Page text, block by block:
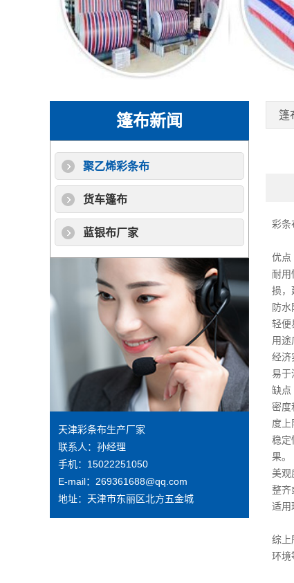
篷布新闻
聚乙烯彩条布
货车篷布
蓝银布厂家
天津彩条布生产厂家
联系人：孙经理
手机：15022251050
E-mail：269361688@qq.com
地址：天津市东丽区北方五金城
篷
彩条
优点
耐用
损，
防
轻便
用途
经济
易于
缺点
密度
度上
稳定
果。
美观
整齐
适用
综上
环境